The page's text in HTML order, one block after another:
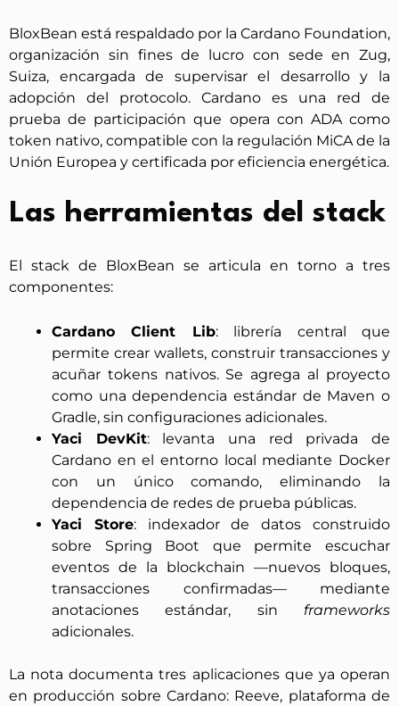
BloxBean está respaldado por la Cardano Foundation,
organización sin fines de lucro con sede en Zug,
Suiza, encargada de supervisar el desarrollo y la
adopción del protocolo. Cardano es una red de
prueba de participación que opera con ADA como
token nativo, compatible con la regulación MiCA de la
Unión Europea y certificada por eficiencia energética.
Las herramientas del stack
El stack de BloxBean se articula en torno a tres
componentes:
Cardano Client Lib: librería central que
permite crear wallets, construir transacciones y
acuñar tokens nativos. Se agrega al proyecto
como una dependencia estándar de Maven o
Gradle, sin configuraciones adicionales.
Yaci DevKit: levanta una red privada de
Cardano en el entorno local mediante Docker
con un único comando, eliminando la
dependencia de redes de prueba públicas.
Yaci Store: indexador de datos construido
sobre Spring Boot que permite escuchar
eventos de la blockchain —nuevos bloques,
transacciones confirmadas— mediante
anotaciones estándar, sin frameworks
adicionales.
La nota documenta tres aplicaciones que ya operan
en producción sobre Cardano: Reeve, plataforma de